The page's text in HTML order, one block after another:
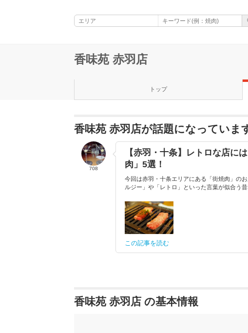
香味苑 赤羽店
トップ
香味苑 赤羽店が話題になっていま
708
【赤羽・十条】レトロな店に
肉」5選！
今回は赤羽・十条エリアにある「街焼肉」の
ルジー」や「レトロ」といった言葉が似合う
この記事を読む
香味苑 赤羽店 の基本情報